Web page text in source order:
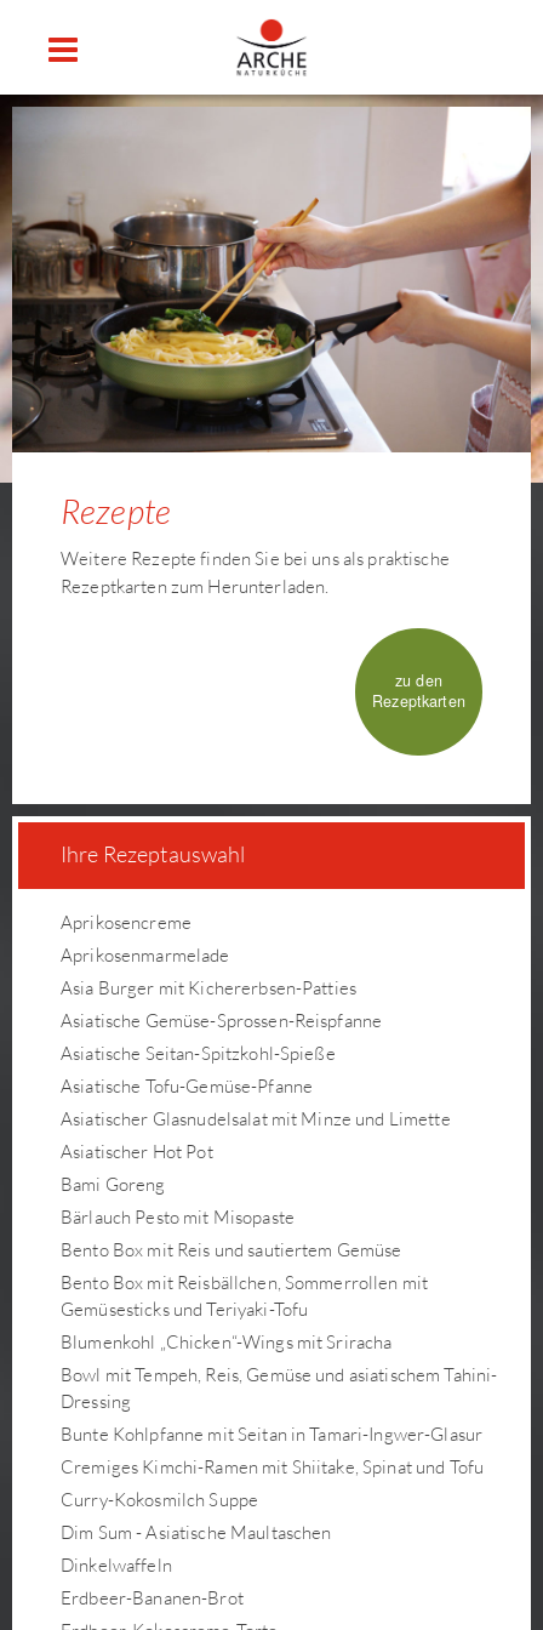
Rezepte
Weitere Rezepte finden Sie bei uns als praktische
Rezeptkarten zum Herunterladen.
zu den
Rezeptkarten
Ihre Rezeptauswahl
Aprikosencreme
Aprikosenmarmelade
Asia Burger mit Kichererbsen-Patties
Asiatische Gemüse-Sprossen-Reispfanne
Asiatische Seitan-Spitzkohl-Spieße
Asiatische Tofu-Gemüse-Pfanne
Asiatischer Glasnudelsalat mit Minze und Limette
Asiatischer Hot Pot
Bami Goreng
Bärlauch Pesto mit Misopaste
Bento Box mit Reis und sautiertem Gemüse
Bento Box mit Reisbällchen, Sommerrollen mit
Gemüsesticks und Teriyaki-Tofu
Blumenkohl „Chicken“-Wings mit Sriracha
Bowl mit Tempeh, Reis, Gemüse und asiatischem Tahini-
Dressing
Bunte Kohlpfanne mit Seitan in Tamari-Ingwer-Glasur
Cremiges Kimchi-Ramen mit Shiitake, Spinat und Tofu
Curry-Kokosmilch Suppe
Dim Sum - Asiatische Maultaschen
Dinkelwaffeln
Erdbeer-Bananen-Brot